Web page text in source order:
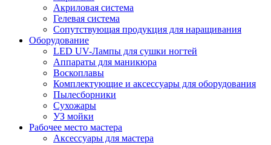
Акриловая система
Гелевая система
Сопутствующая продукция для наращивания
Оборудование
LED UV-Лампы для сушки ногтей
Аппараты для маникюра
Воскоплавы
Комплектующие и аксессуары для оборудования
Пылесборники
Сухожары
УЗ мойки
Рабочее место мастера
Аксессуары для мастера